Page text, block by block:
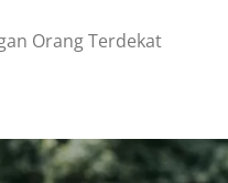
Orang Terdekat